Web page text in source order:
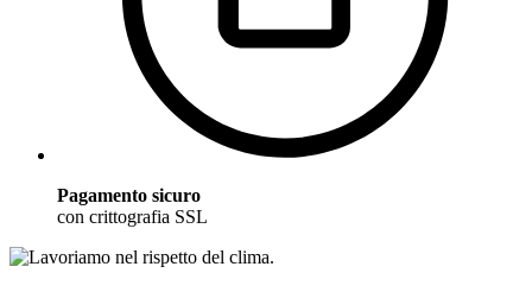
Pagamento sicuro
con crittografia SSL